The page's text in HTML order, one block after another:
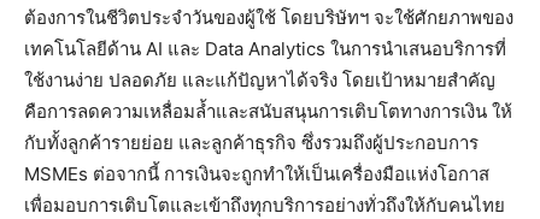
ต้องการในชีวิตประจำวันของผู้ใช้ โดยบริษัทฯ จะใช้ศักยภาพของ
เทคโนโลยีด้าน AI และ Data Analytics ในการนำเสนอบริการที่
ใช้งานง่าย ปลอดภัย และแก้ปัญหาได้จริง โดยเป้าหมายสำคัญ
คือการลดความเหลื่อมล้ำและสนับสนุนการเติบโตทางการเงิน ให้
กับทั้งลูกค้ารายย่อย และลูกค้าธุรกิจ ซึ่งรวมถึงผู้ประกอบการ
MSMEs ต่อจากนี้ การเงินจะถูกทำให้เป็นเครื่องมือแห่งโอกาส
เพื่อมอบการเติบโตและเข้าถึงทุกบริการอย่างทั่วถึงให้กับคนไทย